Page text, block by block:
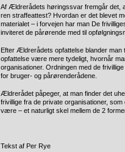
Af Ældrerådets høringssvar fremgår det,
ren straffeattest? Hvordan er det blevet
materialet – i forvejen har man De
inviteret de pårørende med til
Efter Ældrerådets opfattelse blander man
opfattelse være mere tydeligt, hvornår
organisationer. Ordningen med de
for bruger- og pårørenderådene.
Ældrerådet påpeger, at man finder det
frivillige fra de private organisationer,
være – et naturligt skel mellem de 2
Tekst af Per Rye